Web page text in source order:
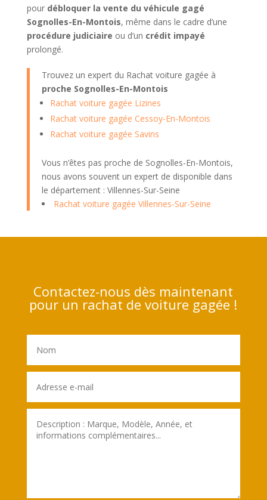
pour débloquer la vente du véhicule gagé
Sognolles-En-Montois, même dans le cadre d’une
procédure judiciaire ou d’un crédit impayé
prolongé.
Trouvez un expert du Rachat voiture gagée à
proche Sognolles-En-Montois
Rachat voiture gagée Lizines
Rachat voiture gagée Cessoy-En-Montois
Rachat voiture gagée Savins
Vous n’êtes pas proche de Sognolles-En-Montois,
nous avons souvent un expert de disponible dans
le département : Villennes-Sur-Seine
Rachat voiture gagée Villennes-Sur-Seine
Contactez-nous dès maintenant
pour un rachat de voiture gagée !